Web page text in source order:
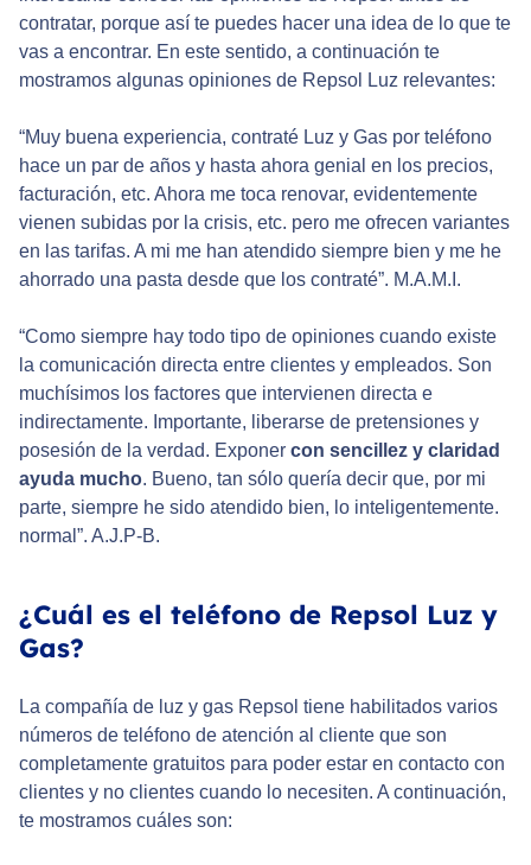
contratar, porque así te puedes hacer una idea de lo que te
vas a encontrar. En este sentido, a continuación te
mostramos algunas opiniones de Repsol Luz relevantes:
“Muy buena experiencia, contraté Luz y Gas por teléfono
hace un par de años y hasta ahora genial en los precios,
facturación, etc. Ahora me toca renovar, evidentemente
vienen subidas por la crisis, etc. pero me ofrecen variantes
en las tarifas. A mi me han atendido siempre bien y me he
ahorrado una pasta desde que los contraté”. M.A.M.I.
“Como siempre hay todo tipo de opiniones cuando existe
la comunicación directa entre clientes y empleados. Son
muchísimos los factores que intervienen directa e
indirectamente. Importante, liberarse de pretensiones y
posesión de la verdad. Exponer con sencillez y claridad
ayuda mucho. Bueno, tan sólo quería decir que, por mi
parte, siempre he sido atendido bien, lo inteligentemente.
normal”. A.J.P-B.
¿Cuál es el teléfono de Repsol Luz y
Gas?
La compañía de luz y gas Repsol tiene habilitados varios
números de teléfono de atención al cliente que son
completamente gratuitos para poder estar en contacto con
clientes y no clientes cuando lo necesiten. A continuación,
te mostramos cuáles son: